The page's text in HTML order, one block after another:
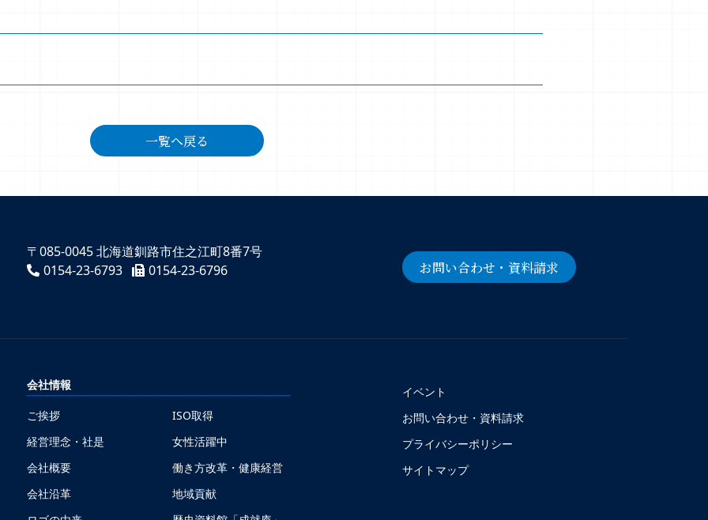
一覧へ戻る
〒085-0045 北海道釧路市住之江町8番7号
0154-23-6793
0154-23-6796 お問い合わせ・資料請求
会社情報
ご挨拶
経営理念・社是
会社概要
会社沿革
ISO取得
女性活躍中
働き方改革・健康経営
地域貢献
イベント
お問い合わせ・資料請求
プライバシーポリシー
サイトマップ